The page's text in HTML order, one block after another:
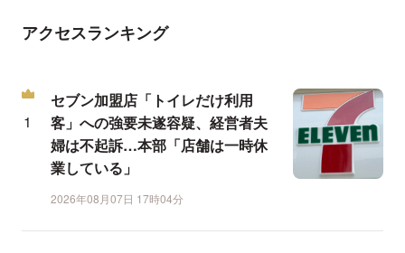
アクセスランキング
セブン加盟店「トイレだけ利用
客」への強要未遂容疑、経営者夫
婦は不起訴…本部「店舗は一時休
業している」
2026年08月07日 17時04分